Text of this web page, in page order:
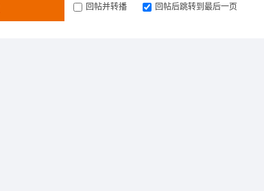
回帖并转播 回帖后跳转到最后一页